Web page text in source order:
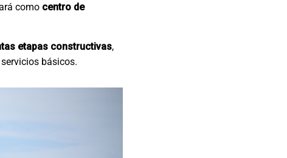
como centro de
etapas constructivas,
básicos.